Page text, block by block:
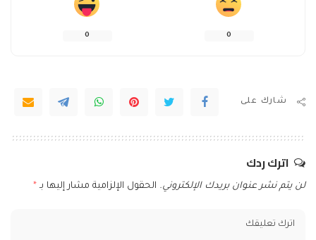
0
0
شارك على
اترك ردك
لن يتم نشر عنوان بريدك الإلكتروني. الحقول الإلزامية مشار إليها بـ *